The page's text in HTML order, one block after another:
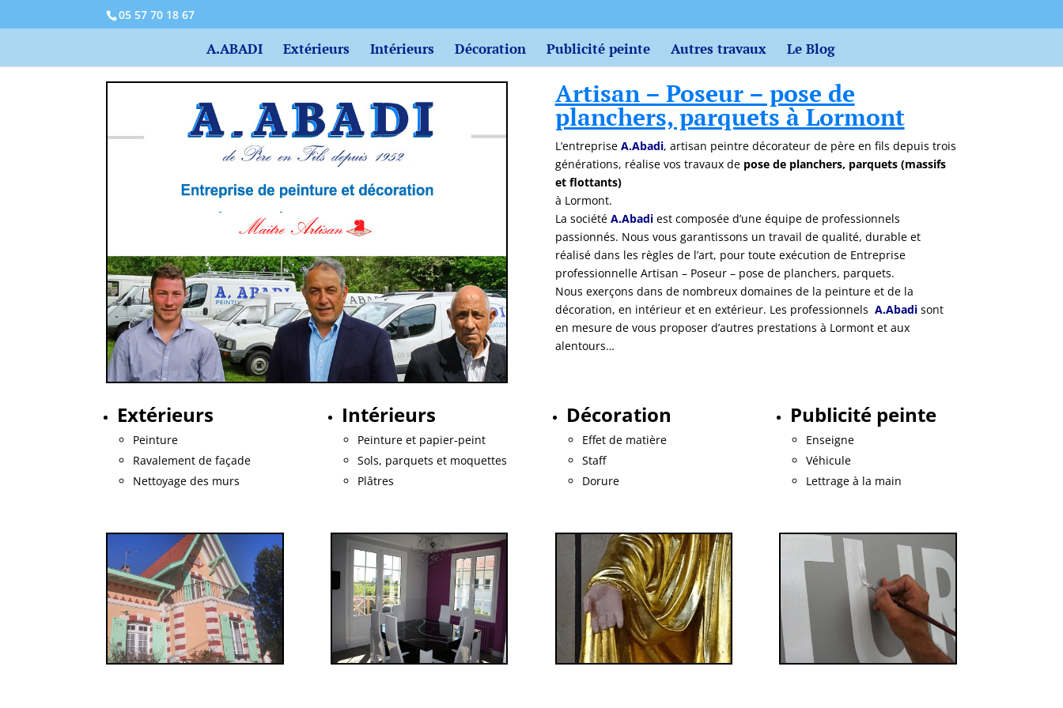
05 57 70 18 67
A.ABADI Extérieurs Intérieurs Décoration Publicité peinte Autres travaux Le Blog
Artisan – Poseur – pose de
planchers, parquets à Lormont
L’entreprise A.Abadi, artisan peintre décorateur de père en fils depuis trois
générations, réalise vos travaux de pose de planchers, parquets (massifs
et flottants)
à Lormont.
La société A.Abadiest composée d’une équipe de professionnels
passionnés. Nous vous garantissons un travail de qualité, durable et
réalisé dans les règles de l’art, pour toute exécution de Entreprise
professionnelle Artisan – Poseur – pose de planchers, parquets.
Nous exerçons dans de nombreux domaines de la peinture et de la
décoration, en intérieur et en extérieur. Les professionnels A.Abadisont
en mesure de vous proposer d’autres prestations à Lormont et aux
alentours…
Extérieurs
Peinture
Ravalement de façade
Nettoyage des murs
Intérieurs
Peinture et papier-peint
Sols, parquets et moquettes
Plâtres
Décoration
Effet de matière
Staff
Dorure
Publicité peinte
Enseigne
Véhicule
Lettrage à la main